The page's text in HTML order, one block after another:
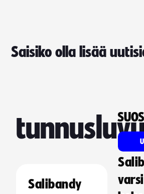
Saisiko olla lisää
Salibandy